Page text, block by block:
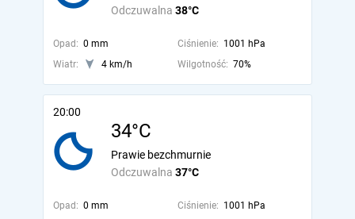
Odczuwalna 38°C
Opad: 0 mm Ciśnienie: 1001 hPa
Wiatr:
4 km/h Wilgotność: 70%
20:00
34°C
Odczuwalna 37°C
Prawie bezchmurnie
Opad: 0 mm Ciśnienie: 1001 hPa